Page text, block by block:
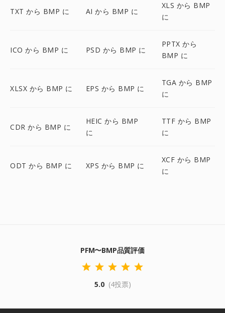
TXT から BMP に AI から BMP に
XLS から BMP
に
ICO から BMP に PSD から BMP に
PPTX から
BMP に
XLSX から BMP に EPS から BMP に
TGA から BMP
に
CDR から BMP に
HEIC から BMP
に
TTF から BMP
に
ODT から BMP に XPS から BMP に
XCF から BMP
に
PFM〜BMP品質評価
5.0 (4投票)